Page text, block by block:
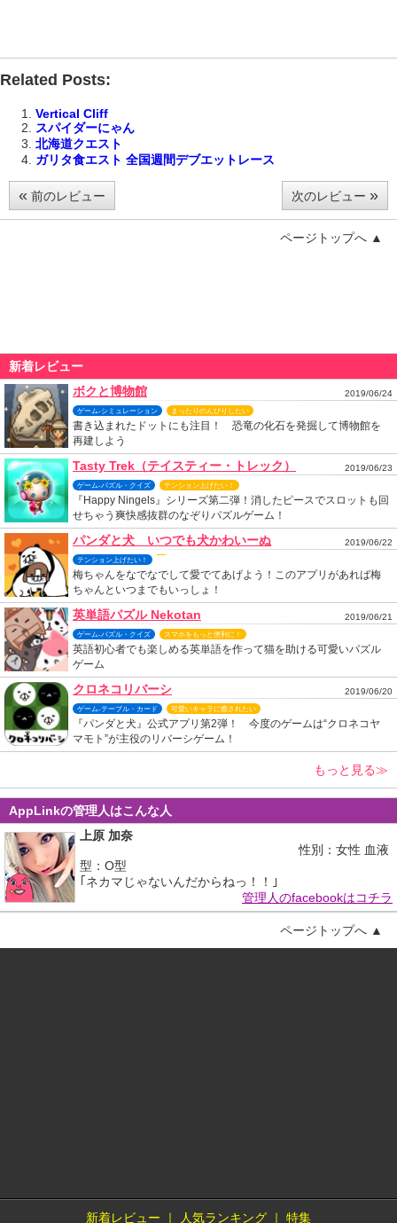
Related Posts:
Vertical Cliff
スパイダーにゃん
北海道クエスト
ガリタ食エスト 全国週間デブエットレース
« 前のレビュー 次のレビュー »
ページトップへ ▲
新着レビュー
ボクと博物館
2019/06/24
ゲーム-シミュレーション まったりのんびりしたい
書き込まれたドットにも注目！ 恐竜の化石を発掘して博物館を
再建しよう
Tasty Trek（テイスティー・トレック） 2019/06/23
ゲーム-パズル・クイズ テンション上げたい！
『Happy Ningels』シリーズ第二弾！消したピースでスロットも回
せちゃう爽快感抜群のなぞりパズルゲーム！
パンダと犬 いつでも犬かわいーぬ 2019/06/22
テンション上げたい！
梅ちゃんをなでなでして愛でてあげよう！このアプリがあれば梅
ちゃんといつまでもいっしょ！
英単語パズル Nekotan 2019/06/21
ゲーム-パズル・クイズ スマホをもっと便利に！
英語初心者でも楽しめる英単語を作って猫を助ける可愛いパズル
ゲーム
クロネコリバーシ 2019/06/20
ゲーム-テーブル・カード 可愛いキャラに癒されたい
『パンダと犬』公式アプリ第2弾！ 今度のゲームは“クロネコヤ
マモト”が主役のリバーシゲーム！
もっと見る≫
AppLinkの管理人はこんな人
上原 加奈
性別：女性 血液
型：O型
｢ネカマじゃないんだからねっ！！｣
管理人のfacebookはコチラ
ページトップへ ▲
新着レビュー ｜ 人気ランキング ｜ 特集